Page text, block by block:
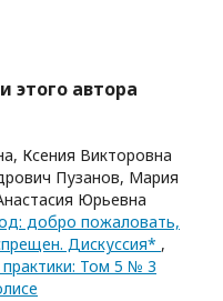
этого автора
Ксения Викторовна
Пузанов, Мария
Юрьевна
добро пожаловать,
Дискуссия* ,
Том 5 № 3